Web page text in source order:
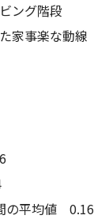
ング階段
家事楽な動線
の平均値 0.16